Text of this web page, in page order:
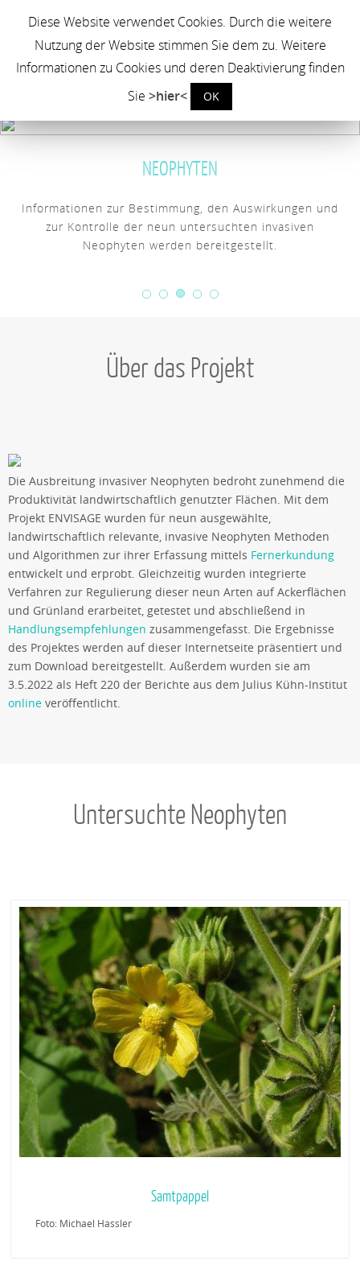
Neophyten in der Landwirtschaft
Erfassung und Management invasiver Neophyten auf landwirtschaftlichen
Nutzflächen zur Sicherung der landwirtschaftlichen Produktionsbedingungen
In Handlungsempfehlungen werden die Ergebnisse der
Über das Projekt
Die Ausbreitung invasiver Neophyten bedroht zunehmend die
Produktivität landwirtschaftlich genutzter Flächen. Mit dem
Projekt ENVISAGE wurden für neun ausgewählte,
landwirtschaftlich relevante, invasive Neophyten Methoden
und Algorithmen zur ihrer Erfassung mittelsFernerkundung
entwickelt und erprobt. Gleichzeitig wurden integrierte
Verfahren zur Regulierung dieser neun Arten auf Ackerflächen
und Grünland erarbeitet, getestet und abschließend in
Handlungsempfehlungen zusammengefasst. Die Ergebnisse
des Projektes werden auf dieser Internetseite präsentiert und
zum Download bereitgestellt. Außerdem wurden sie am
3.5.2022 als Heft 220 der Berichte aus dem Julius Kühn-Institut
onlineveröffentlicht.
Diese Website verwendet Cookies. Durch die weitere
Nutzung der Website stimmen Sie dem zu. Weitere
Informationen zu Cookies und deren Deaktivierung finden
Sie >hier< OK